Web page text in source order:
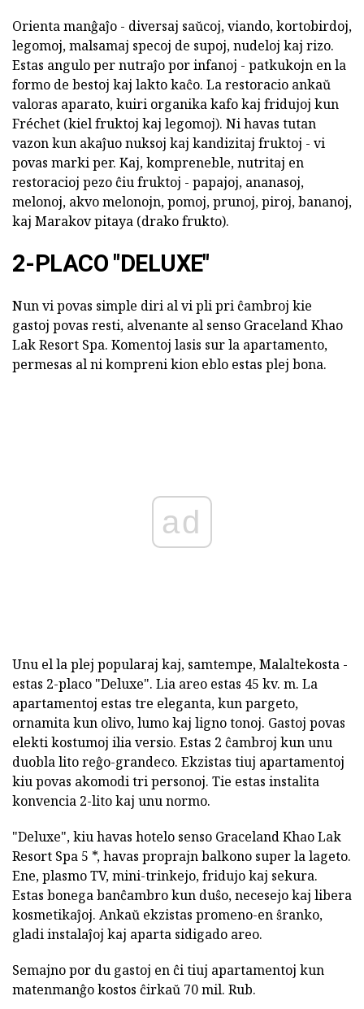
Orienta manĝaĵo - diversaj saŭcoj, viando, kortobirdoj,
legomoj, malsamaj specoj de supoj, nudeloj kaj rizo.
Estas angulo per nutraĵo por infanoj - patkukojn en la
formo de bestoj kaj lakto kaĉo. La restoracio ankaŭ
valoras aparato, kuiri organika kafo kaj fridujoj kun
Fréchet (kiel fruktoj kaj legomoj). Ni havas tutan
vazon kun akaĵuo nuksoj kaj kandizitaj fruktoj - vi
povas marki per. Kaj, kompreneble, nutritaj en
restoracioj pezo ĉiu fruktoj - papajoj, ananasoj,
melonoj, akvo melonojn, pomoj, prunoj, piroj, bananoj,
kaj Marakov pitaya (drako frukto).
2-PLACO "DELUXE"
Nun vi povas simple diri al vi pli pri ĉambroj kie
gastoj povas resti, alvenante al senso Graceland Khao
Lak Resort Spa. Komentoj lasis sur la apartamento,
permesas al ni kompreni kion eblo estas plej bona.
ad
Unu el la plej popularaj kaj, samtempe, Malaltekosta -
estas 2-placo "Deluxe". Lia areo estas 45 kv. m. La
apartamentoj estas tre eleganta, kun pargeto,
ornamita kun olivo, lumo kaj ligno tonoj. Gastoj povas
elekti kostumoj ilia versio. Estas 2 ĉambroj kun unu
duobla lito reĝo-grandeco. Ekzistas tiuj apartamentoj
kiu povas akomodi tri personoj. Tie estas instalita
konvencia 2-lito kaj unu normo.
"Deluxe", kiu havas hotelo senso Graceland Khao Lak
Resort Spa 5 *, havas proprajn balkono super la lageto.
Ene, plasmo TV, mini-trinkejo, fridujo kaj sekura.
Estas bonega banĉambro kun duŝo, necesejo kaj libera
kosmetikaĵoj. Ankaŭ ekzistas promeno-en ŝranko,
gladi instalaĵoj kaj aparta sidigado areo.
Semajno por du gastoj en ĉi tiuj apartamentoj kun
matenmanĝo kostos ĉirkaŭ 70 mil. Rub.